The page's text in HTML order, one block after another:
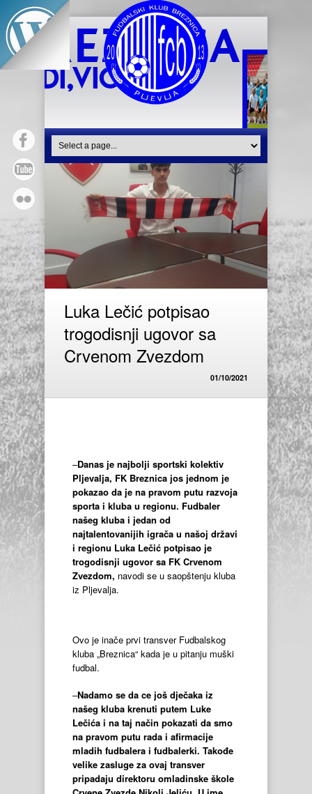
Luka Lečić potpisao
trogodisnji ugovor sa
Crvenom Zvezdom
01/10/2021
–Danas je najbolji sportski kolektiv
Pljevalja, FK Breznica jos jednom je
pokazao da je na pravom putu razvoja
sporta i kluba u regionu. Fudbaler
našeg kluba i jedan od
najtalentovanijih igrača u našoj državi
i regionu Luka Lečić potpisao je
trogodisnji ugovor sa FK Crvenom
Zvezdom, navodi se u saopštenju kluba
iz Pljevalja.
Ovo je inače prvi transver Fudbalskog
kluba „Breznica“ kada je u pitanju muški
fudbal.
–Nadamo se da ce još dječaka iz
našeg kluba krenuti putem Luke
Lečića i na taj način pokazati da smo
na pravom putu rada i afirmacije
mladih fudbalera i fudbalerki. Takođe
velike zasluge za ovaj transver
pripadaju direktoru omladinske škole